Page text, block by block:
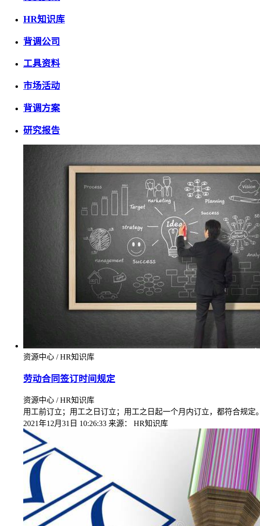
HR知识库
背调公司
工具资料
市场活动
背调方案
研究报告
资源中心 / HR知识库
劳动合同签订时间规定
资源中心 / HR知识库
用工前订立；用工之日订立；用工之日起一个月内订立，都符合规定。
2021年12月31日 10:26:33 来源： HR知识库